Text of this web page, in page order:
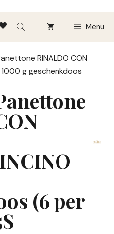
Menu
RINALDO CON
1000 g geschenkdoos
(6 per